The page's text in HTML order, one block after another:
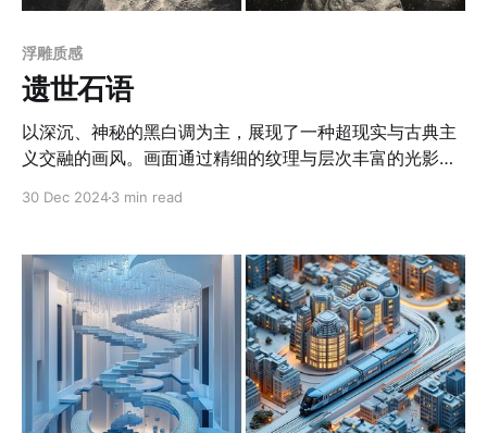
浮雕质感
遗世石语
以深沉、神秘的黑白调为主，展现了一种超现实与古典主
义交融的画风。画面通过精细的纹理与层次丰富的光影营
粝与时间的痕迹，营造出历史悠久的氛围。元素搭配上，
融合了奇幻建筑、天体、雕塑和机械元素，通过对比强烈
的光影与精细的线条刻画，表现出超现实的视觉冲击力。
构图上，多采用层层叠叠的布局方式，建筑或雕刻从近景
延伸至远景，强化了画面的纵深感和叙事性。光影处理以
高对比为主，突出主体，同时利用阴影创造神秘感，强化
了画面中的奇幻氛围。 应用场景： 1. 奇幻小说插图：适
30 Dec 20243 min read